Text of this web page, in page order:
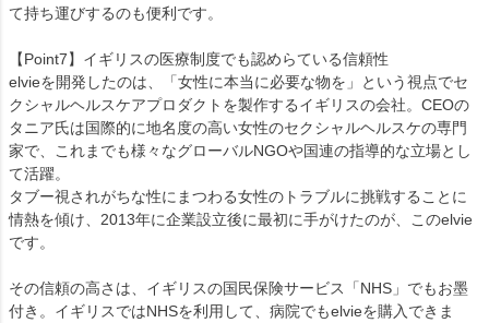
て持ち運びするのも便利です。
【Point7】イギリスの医療制度でも認めらている信頼性
elvieを開発したのは、「女性に本当に必要な物を」という視点でセ
クシャルヘルスケアプロダクトを製作するイギリスの会社。CEOの
タニア氏は国際的に地名度の高い女性のセクシャルヘルスケの専門
家で、これまでも様々なグローバルNGOや国連の指導的な立場とし
て活躍。
タブー視されがちな性にまつわる女性のトラブルに挑戦することに
情熱を傾け、2013年に企業設立後に最初に手がけたのが、このelvie
です。
その信頼の高さは、イギリスの国民保険サービス「NHS」でもお墨
付き。イギリスではNHSを利用して、病院でもelvieを購入できま